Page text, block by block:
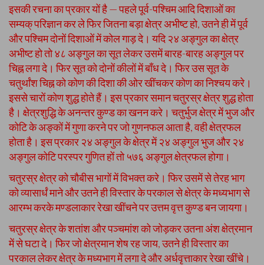
इसकी रचना का प्रकार यों है — पहले पूर्व-पश्चिम आदि दिशाओं का
सम्यक् परिज्ञान कर ले फिर जितना बड़ा क्षेत्र अभीष्ट हो, उतने ही में पूर्व
और पश्चिम दोनों दिशाओं में कोल गाड़ दे। यदि २४ अङ्गुल का क्षेत्र
अभीष्ट हो तो ४८ अङ्गुल का सूत लेकर उसमें बारह-बारह अङ्गुल पर
चिह्न लगा दे। फिर सूत को दोनों कीलों में बाँध दे। फिर उस सूत के
चतुर्थांश चिह्न को कोण की दिशा की ओर खींचकर कोण का निश्चय करे।
इससे चारों कोण शुद्ध होते हैं। इस प्रकार समान चतुरस्र क्षेत्र शुद्ध होता
है। क्षेत्रशुद्धि के अनन्तर कुण्ड का खनन करे। चतुर्भुज क्षेत्र में भुज और
कोटि के अङ्कों में गुणा करने पर जो गुणनफल आता है, वही क्षेत्रफल
होता है। इस प्रकार २४ अङ्गुल के क्षेत्र में २४ अङ्गुल भुज और २४
अङ्गुल कोटि परस्पर गुणित हों तो ५७६ अङ्गुल क्षेत्रफल होगा।
चतुरस्र क्षेत्र को चौबीस भागों में विभक्त करे। फिर उसमें से तेरह भाग
को व्यासार्धं माने और उतने ही विस्तार के परकाल से क्षेत्र के मध्यभाग से
आरम्भ करके मण्डलाकार रेखा खींचने पर उत्तम वृत्त कुण्ड बन जायगा।
चतुरस्र क्षेत्र के शतांश और पञ्चमांश को जोड़कर उतना अंश क्षेत्रमान
में से घटा दे। फिर जो क्षेत्रमान शेष रह जाय, उतने ही विस्तार का
परकाल लेकर क्षेत्र के मध्यभाग में लगा दे और अर्धवृत्ताकार रेखा खींचे।